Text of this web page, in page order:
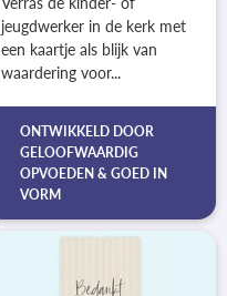
jeugdwerker in de kerk met
een kaartje als blijk van
waardering voor...
ONTWIKKELD DOOR
GELOOFWAARDIG
OPVOEDEN & GOED IN
VORM